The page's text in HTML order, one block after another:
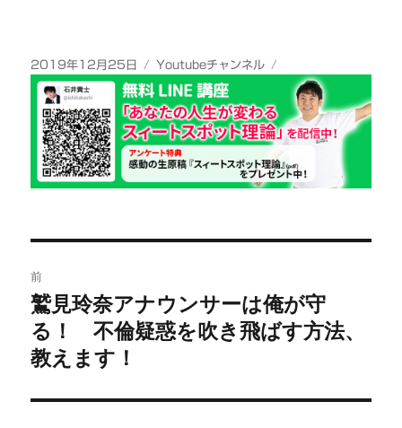
投
稿
2019年12月25日
カ
テ
ゴ
リ
Youtubeチャンネル
稿
ナ
ビ
前
前
の
投
鷲見玲奈アナウンサーは俺が守
る！ 不倫疑惑を吹き飛ばす方法、
教えます！